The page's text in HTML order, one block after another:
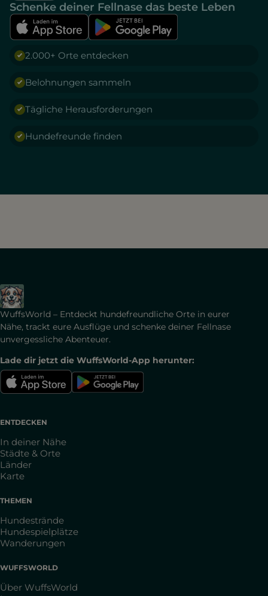
Schenke deiner Fellnase das beste Leben
2.000+ Orte entdecken
Belohnungen sammeln
Tägliche Herausforderungen
Hundefreunde finden
WuffsWorld – Entdeckt hundefreundliche Orte in eurer
Nähe, trackt eure Ausflüge und schenke deiner Fellnase
unvergessliche Abenteuer.
Lade dir jetzt die WuffsWorld-App herunter:
ENTDECKEN
In deiner Nähe
Städte & Orte
Länder
Karte
THEMEN
Hundestrände
Hundespielplätze
Wanderungen
WUFFSWORLD
Über WuffsWorld